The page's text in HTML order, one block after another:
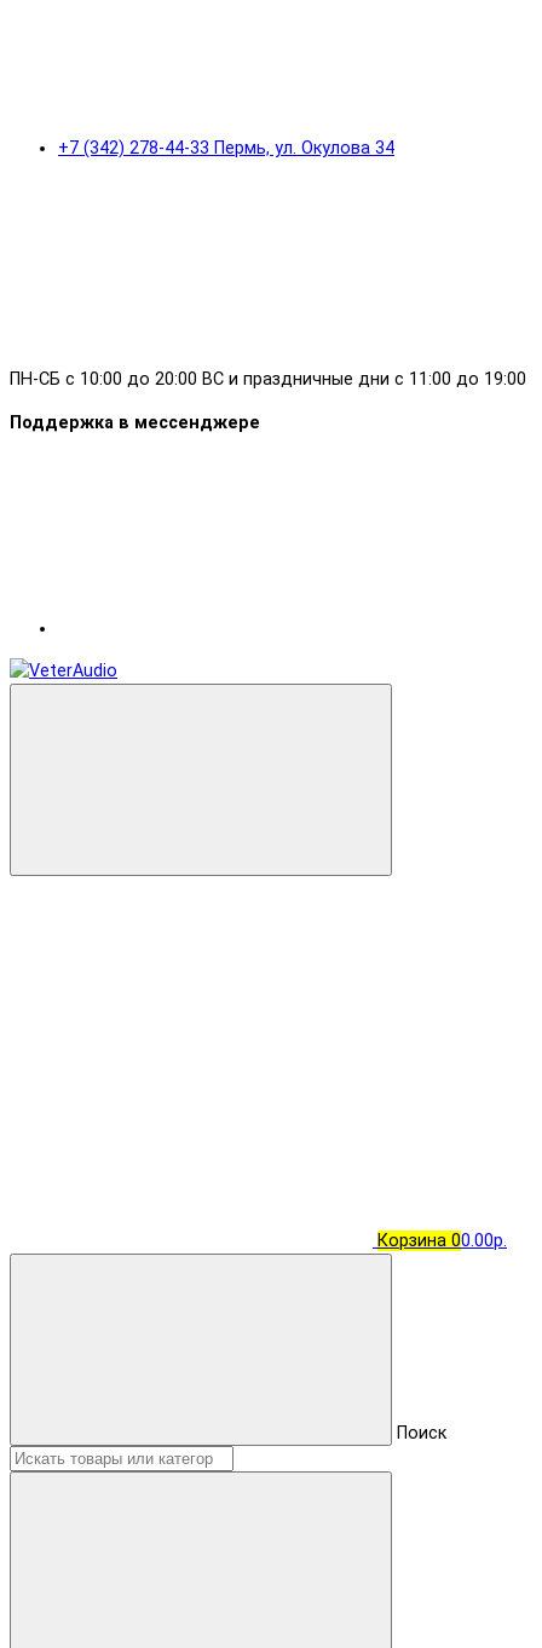
+7 (342) 278-44-33 Пермь, ул. Окулова 34
ПН-СБ с 10:00 до 20:00 ВС и праздничные дни с 11:00 до 19:00
Поддержка в мессенджере
Корзина 00.00р.
Поиск